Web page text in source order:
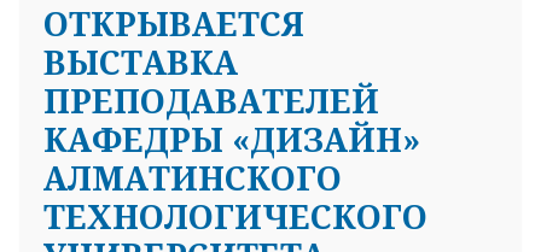
ОТКРЫВАЕТСЯ
ВЫСТАВКА
ПРЕПОДАВАТЕЛЕЙ
КАФЕДРЫ «ДИЗАЙН»
АЛМАТИНСКОГО
ТЕХНОЛОГИЧЕСКОГО
23 97